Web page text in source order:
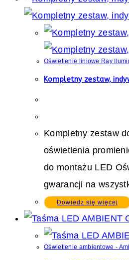
Oświetlenie liniowe Ray
Kompletny zestaw,
Kompletny zestaw
oświetlenia
do montażu LED
gwarancji na
Dowiedz się więcej
Oświetlenie ambientowe -